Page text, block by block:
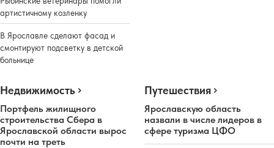
артистичному козленку
В Ярославле сделают фасад и
смонтируют подсветку в детской
больнице
Недвижимость
Портфель жилищного
строительства Сбера в
Ярославской области вырос
почти на треть
Путешествия
Ярославскую область
назвали в числе лидеров в
сфере туризма ЦФО